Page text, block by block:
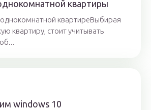
квартиры
квартиреВыбирая
квартиру, стоит учитывать
windows 10